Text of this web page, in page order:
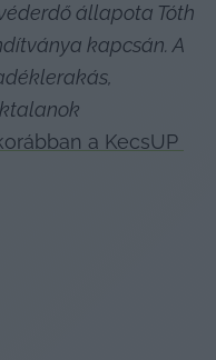
állapota Tóth
kapcsán. A
a KecsUP